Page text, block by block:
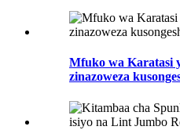
Mfuko wa Karatasi
zinazoweza